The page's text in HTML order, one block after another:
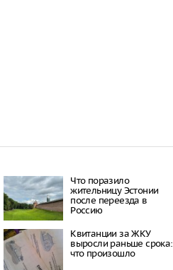
Что поразило
жительницу Эстонии
после переезда в
Россию
Квитанции за ЖКУ
выросли раньше срока:
что произошло